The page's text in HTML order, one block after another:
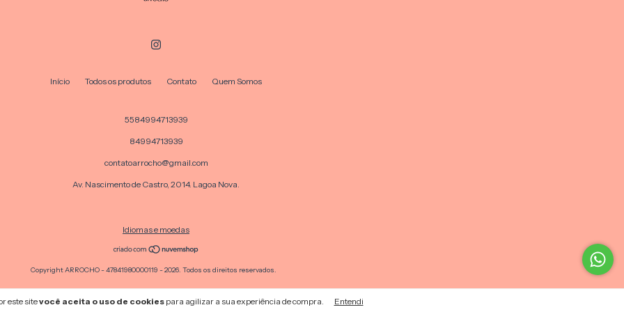
este sitevocê aceita o uso de cookiespara agilizar a sua experiência de compra. Entendi
Início Todos os produtos Contato Quem Somos
5584994713939
84994713939
contatoarrocho@gmail.com
Av. Nascimento de Castro, 2014. Lagoa Nova.
Idiomas e moedas
Copyright ARROCHO - 47841980000119 - 2026. Todos os direitos reservados.